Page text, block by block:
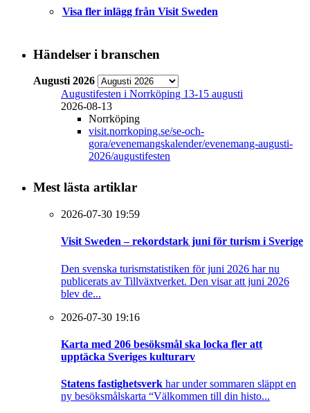
Visa fler inlägg från Visit Sweden
Händelser i branschen
Augusti 2026
Augustifesten i Norrköping 13-15 augusti
2026-08-13
Norrköping
visit.norrkoping.se/se-och-
gora/evenemangskalender/evenemang-augusti-
2026/augustifesten
Mest lästa artiklar
2026-07-30 19:59
Visit Sweden – rekordstark juni för turism i Sverige
Den svenska turismstatistiken för juni 2026 har nu
publicerats av Tillväxtverket. Den visar att juni 2026
blev de...
2026-07-30 19:16
Karta med 206 besöksmål ska locka fler att
upptäcka Sveriges kulturarv
Statens fastighetsverk har under sommaren släppt en
ny besöksmålskarta “Välkommen till din histo...